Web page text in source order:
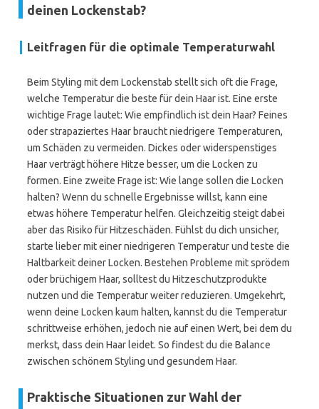
deinen Lockenstab?
Leitfragen für die optimale Temperaturwahl
Beim Styling mit dem Lockenstab stellt sich oft die Frage,
welche Temperatur die beste für dein Haar ist. Eine erste
wichtige Frage lautet: Wie empfindlich ist dein Haar? Feines
oder strapaziertes Haar braucht niedrigere Temperaturen,
um Schäden zu vermeiden. Dickes oder widerspenstiges
Haar verträgt höhere Hitze besser, um die Locken zu
formen. Eine zweite Frage ist: Wie lange sollen die Locken
halten? Wenn du schnelle Ergebnisse willst, kann eine
etwas höhere Temperatur helfen. Gleichzeitig steigt dabei
aber das Risiko für Hitzeschäden. Fühlst du dich unsicher,
starte lieber mit einer niedrigeren Temperatur und teste die
Haltbarkeit deiner Locken. Bestehen Probleme mit sprödem
oder brüchigem Haar, solltest du Hitzeschutzprodukte
nutzen und die Temperatur weiter reduzieren. Umgekehrt,
wenn deine Locken kaum halten, kannst du die Temperatur
schrittweise erhöhen, jedoch nie auf einen Wert, bei dem du
merkst, dass dein Haar leidet. So findest du die Balance
zwischen schönem Styling und gesundem Haar.
Praktische Situationen zur Wahl der